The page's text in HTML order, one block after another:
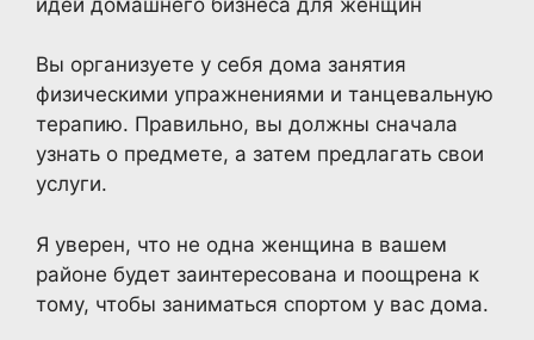
Вы организуете у себя дома занятия
физическими упражнениями и танцевальную
терапию. Правильно, вы должны сначала
узнать о предмете, а затем предлагать свои
услуги.
Я уверен, что не одна женщина в вашем
районе будет заинтересована и поощрена к
тому, чтобы заниматься спортом у вас дома.